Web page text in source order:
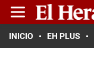
INICIO EH PLUS